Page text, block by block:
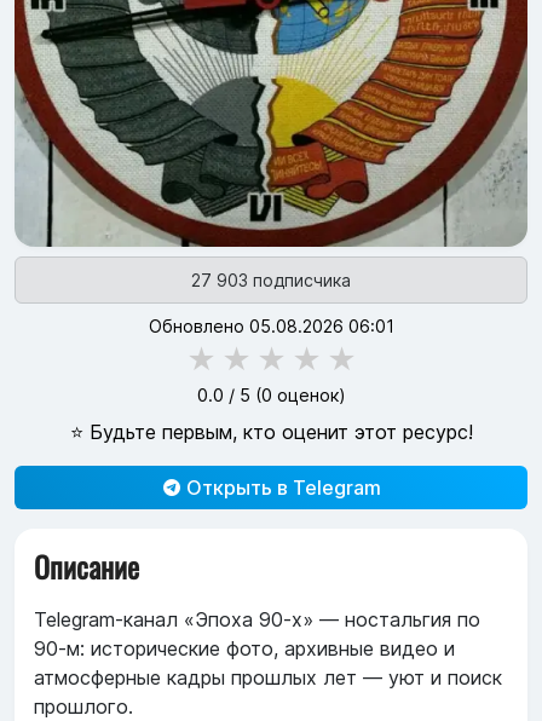
27 903 подписчика
Обновлено 05.08.2026 06:01
★ ★ ★ ★ ★
0.0 / 5 (0 оценок)
⭐ Будьте первым, кто оценит этот ресурс!
Открыть в Telegram
Описание
Telegram‑канал «Эпоха 90-х» — ностальгия по
90‑м: исторические фото, архивные видео и
атмосферные кадры прошлых лет — уют и поиск
прошлого.